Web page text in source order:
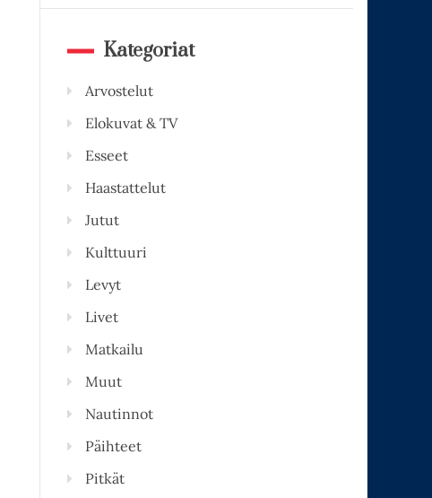
Kategoriat
Arvostelut
Elokuvat & TV
Esseet
Haastattelut
Jutut
Kulttuuri
Levyt
Livet
Matkailu
Muut
Nautinnot
Päihteet
Pitkät